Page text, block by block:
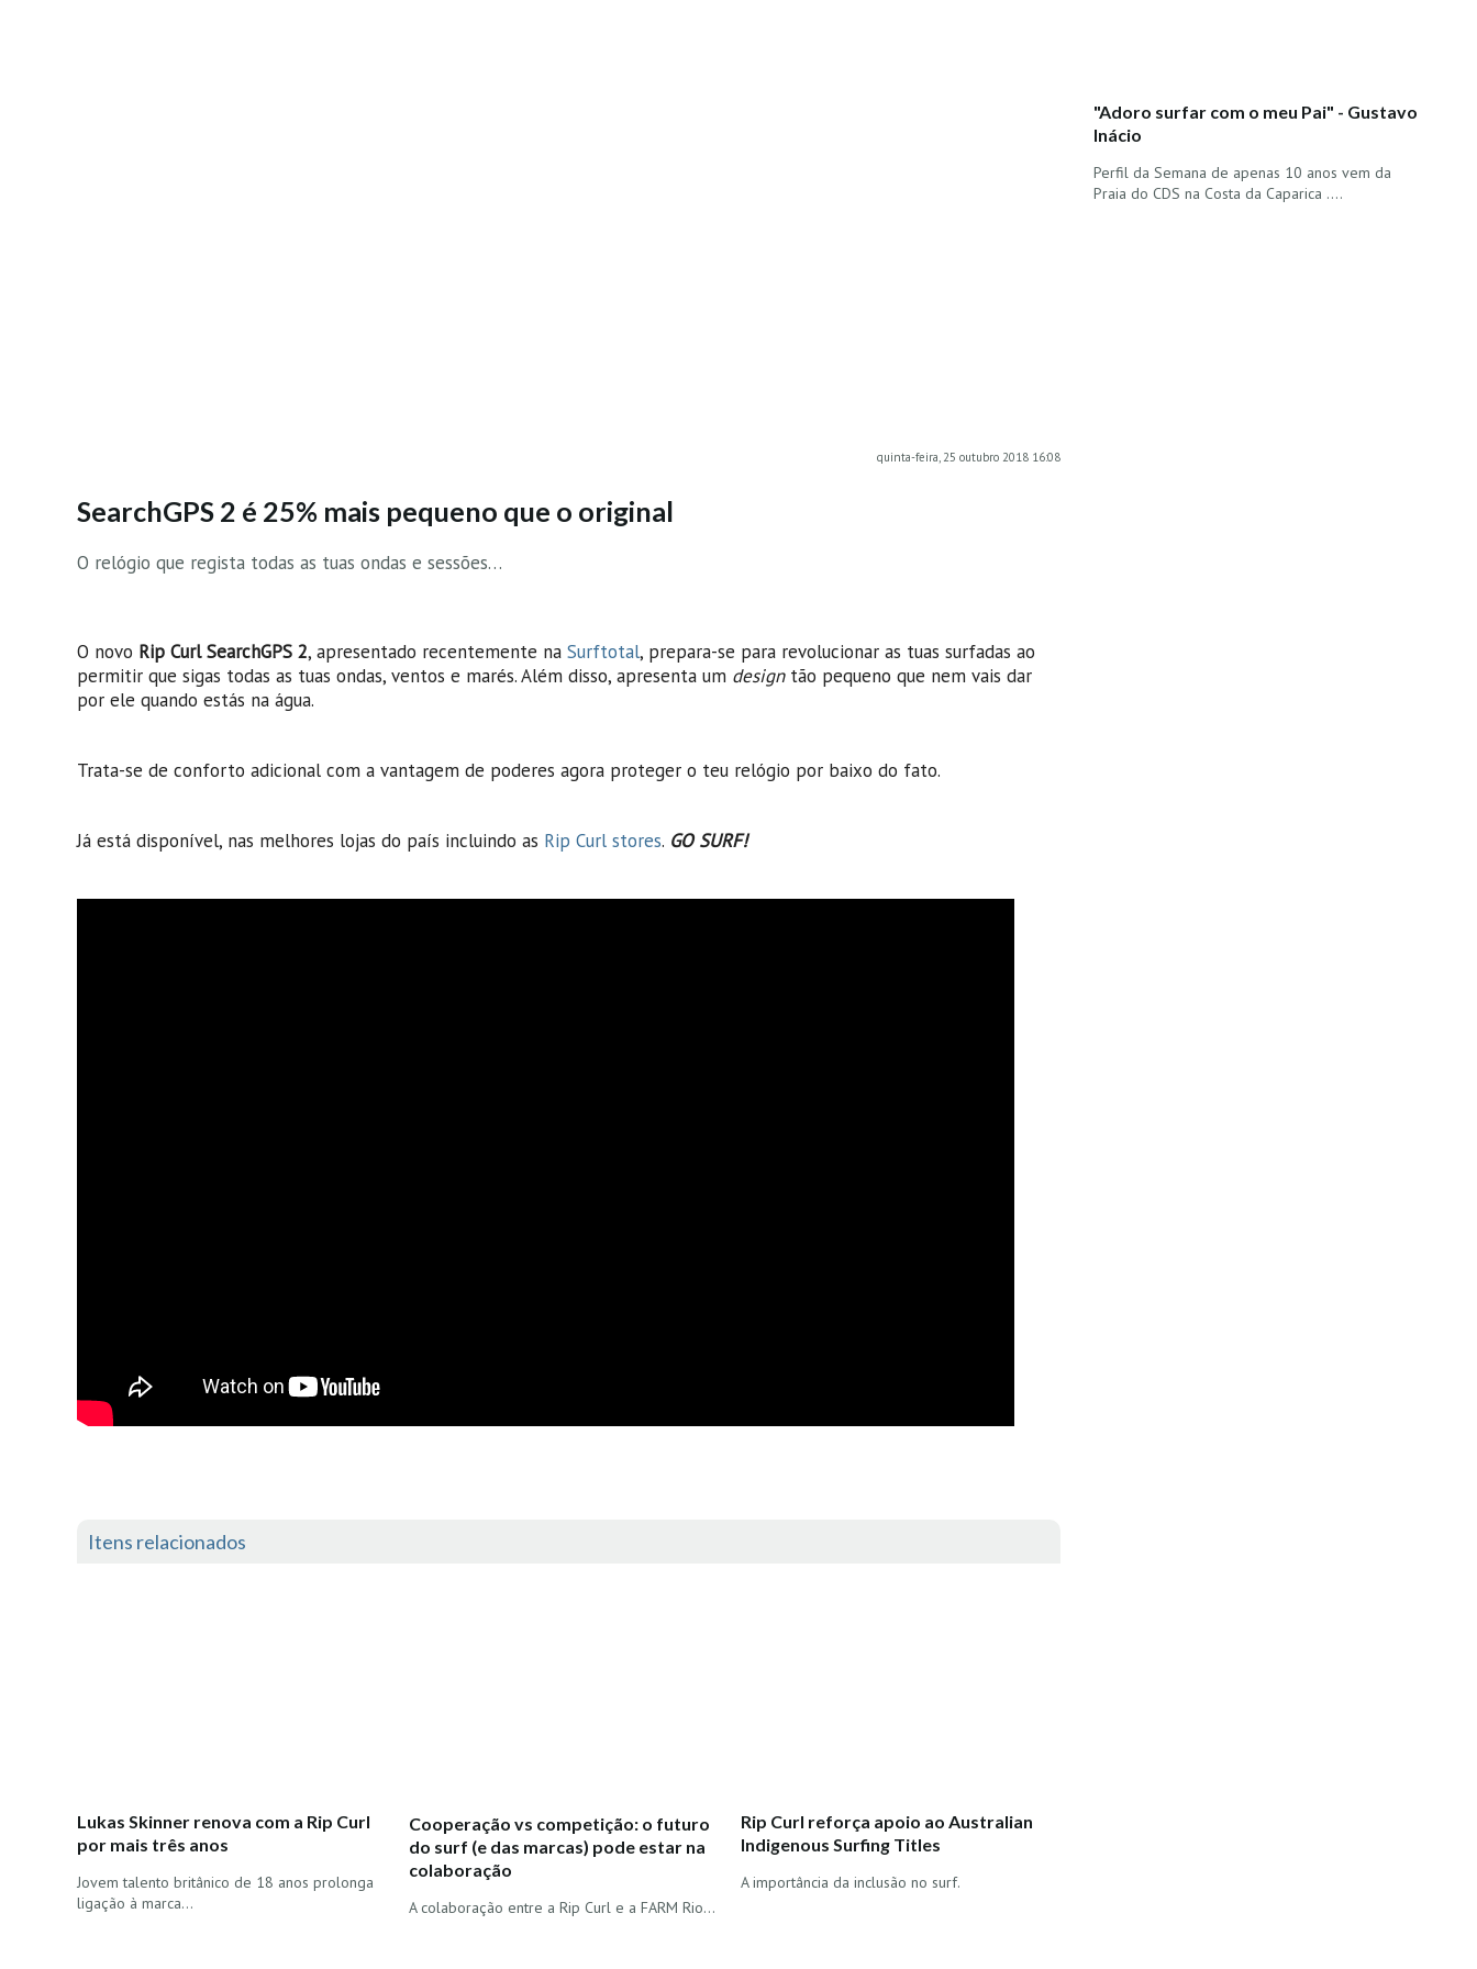
quinta-feira, 25 outubro 2018 16:08
SearchGPS 2 é 25% mais pequeno que o original
O relógio que regista todas as tuas ondas e sessões…
O novo Rip Curl SearchGPS 2, apresentado recentemente na Surftotal, prepara-se para revolucionar as tuas surfadas ao
permitir que sigas todas as tuas ondas, ventos e marés. Além disso, apresenta um designtão pequeno que nem vais dar
por ele quando estás na água.
Trata-se de conforto adicional com a vantagem de poderes agora proteger o teu relógio por baixo do fato.
Já está disponível, nas melhores lojas do país incluindo as Rip Curl stores. GO SURF!
Itens relacionados
Lukas Skinner renova com a Rip Curl
por mais três anos
Jovem talento britânico de 18 anos prolonga
ligação à marca…
Cooperação vs competição: o futuro
do surf (e das marcas) pode estar na
colaboração
A colaboração entre a Rip Curl e a FARM Rio…
Rip Curl reforça apoio ao Australian
Indigenous Surfing Titles
A importância da inclusão no surf.
"Adoro surfar com o meu Pai" - Gustavo
Inácio
Perfil da Semana de apenas 10 anos vem da
Praia do CDS na Costa da Caparica ....